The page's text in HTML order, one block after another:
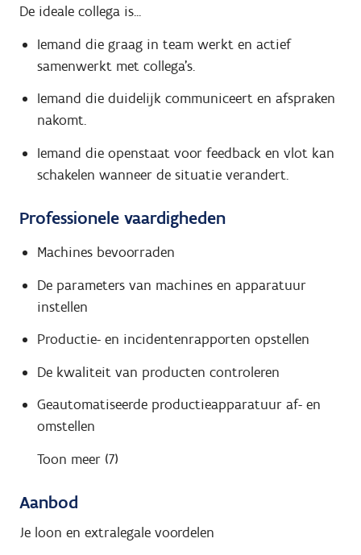
De ideale collega is...
Iemand die graag in team werkt en actief
samenwerkt met collega’s.
Iemand die duidelijk communiceert en afspraken
nakomt.
Iemand die openstaat voor feedback en vlot kan
schakelen wanneer de situatie verandert.
Professionele vaardigheden
Machines bevoorraden
De parameters van machines en apparatuur
instellen
Productie- en incidentenrapporten opstellen
De kwaliteit van producten controleren
Geautomatiseerde productieapparatuur af- en
omstellen
Toon meer (7)
Aanbod
Je loon en extralegale voordelen